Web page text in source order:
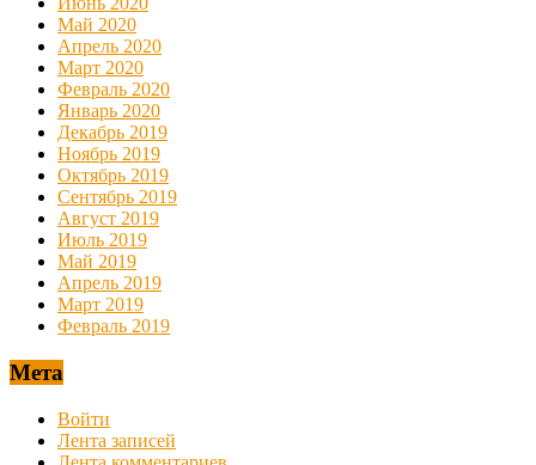
Май 2020
Апрель 2020
Март 2020
Февраль 2020
Январь 2020
Декабрь 2019
Ноябрь 2019
Октябрь 2019
Сентябрь 2019
Август 2019
Июль 2019
Май 2019
Апрель 2019
Март 2019
Февраль 2019
Мета
Войти
Лента записей